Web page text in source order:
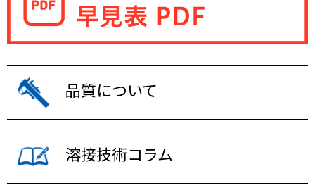
品質について
溶接技術コラム